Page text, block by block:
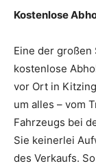
Kostenlose
Eine der
kostenlose
vor Ort in
um alles – vom
Fahrzeugs bei
Sie keinerlei
des Verkaufs.